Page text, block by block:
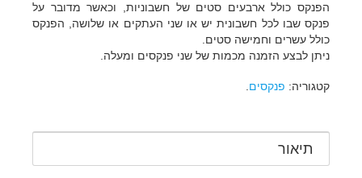
הפנקס כולל ארבעים סטים של חשבוניות, וכאשר מדובר על
פנקס שבו לכל חשבונית יש או שני העתקים או שלושה, הפנקס
כולל עשרים וחמישה סטים.
ניתן לבצע הזמנה מכמות של שני פנקסים ומעלה.
קטגוריה: פנקסים
תיאור